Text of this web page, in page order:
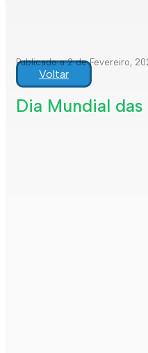
Publicado a 2 de Fevereiro,
Voltar
Dia Mundial